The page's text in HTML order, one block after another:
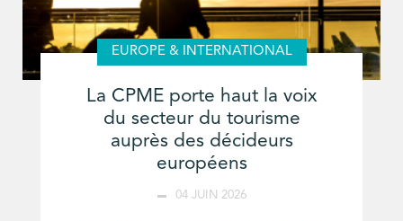
EUROPE & INTERNATIONAL
La CPME porte haut la voix
du secteur du tourisme
auprès des décideurs
européens
04 JUIN 2026